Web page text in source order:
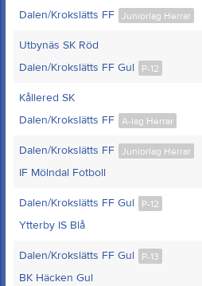
Juniorlag Herrar
Dalen/Krokslätts FF
Utbynäs SK Röd
P-12
Dalen/Krokslätts FF Gul
Kållered SK
A-lag Herrar
Dalen/Krokslätts FF
Juniorlag Herrar
Dalen/Krokslätts FF
IF Mölndal Fotboll
P-12
Dalen/Krokslätts FF Gul
Ytterby IS Blå
P-13
Dalen/Krokslätts FF Gul
BK Häcken Gul